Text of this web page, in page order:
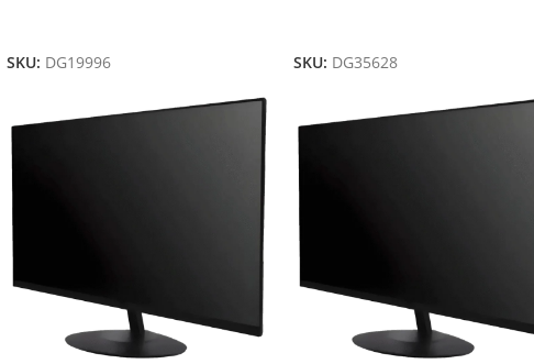
SKU: DG19996 SKU: DG35628